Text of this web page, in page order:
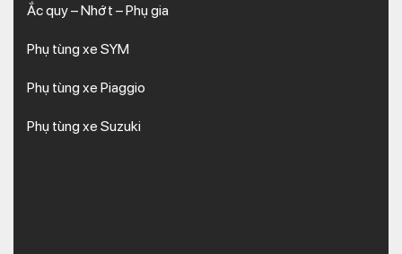
Ắc quy – Nhớt – Phụ gia
Phụ tùng xe SYM
Phụ tùng xe Piaggio
Phụ tùng xe Suzuki